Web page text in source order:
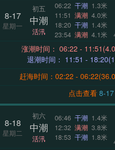
8-17
星期一
初五
中潮
活汛
06:22 干潮 1.3米
11:51 满潮 4.0米
18:20 干潮 1.4米
23:54 满潮 4.1米
涨潮时间： 06:22 -
退潮时间： 11:51
赶海时间：02:22 -
点击查看
8-18
星期二
初六
中潮
活汛
06:46 干潮 1.4米
12:32 满潮 3.8米
18:53 干潮 1.8米